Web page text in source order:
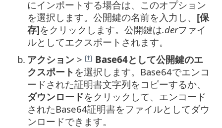
にインポートする場合は、このオプション
を選択します。公開鍵の名前を入力し、 [保
存]をクリックします。公開鍵は.derファイ
ルとしてエクスポートされます。
b. アクション >
Base64として公開鍵のエ
クスポート を選択します。Base64でエンコ
ードされた証明書文字列をコピーするか、
ダウンロードをクリックして、エンコード
されたBase64証明書をファイルとしてダウ
ンロードできます。